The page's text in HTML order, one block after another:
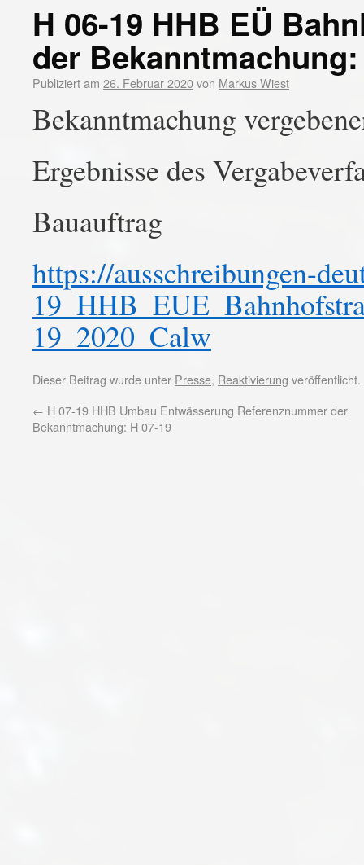
H 06-19 HHB EÜ
der Bekanntmachung:
Publiziert am 26. Februar 2020von Markus Wiest
Bekanntmachung
Ergebnisse des
Bauauftrag
https://ausschreibungen-
19_2020_Calw
Dieser Beitrag wurde unter Presse, Reaktivierung
← H 07-19 HHB Umbau Entwässerung Referenznummer der
Bekanntmachung: H 07-19